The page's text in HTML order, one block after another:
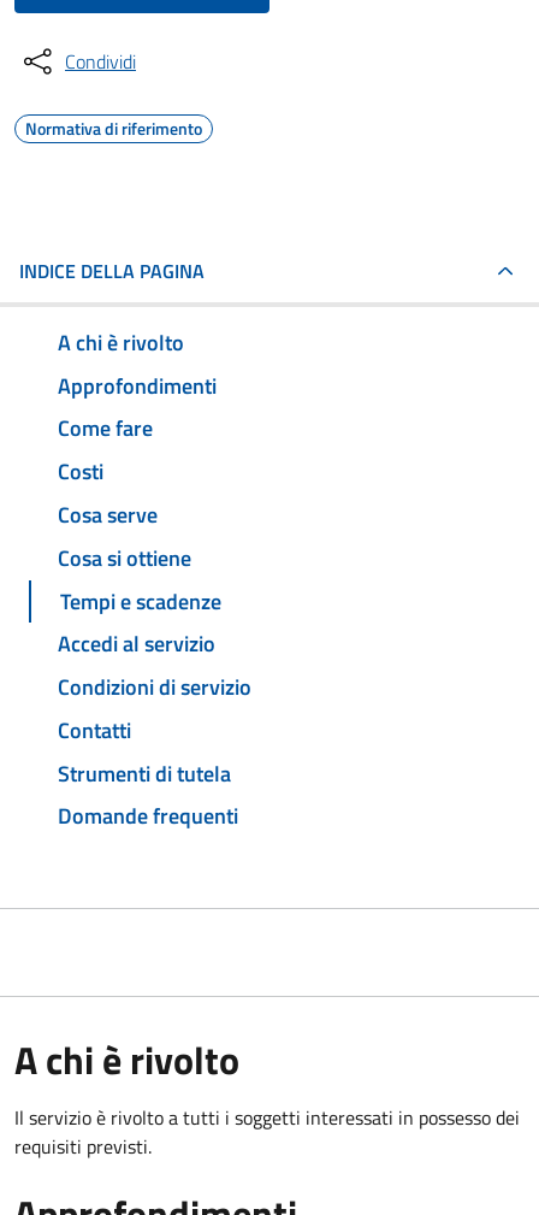
Condividi
Normativa di riferimento
INDICE DELLA PAGINA
A chi è rivolto
Approfondimenti
Come fare
Costi
Cosa serve
Cosa si ottiene
Tempi e scadenze
Accedi al servizio
Condizioni di servizio
Contatti
Strumenti di tutela
Domande frequenti
A chi è rivolto
Il servizio è rivolto a tutti i soggetti interessati in possesso dei
requisiti previsti.